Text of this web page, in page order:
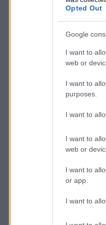
Opted Out
Google
I want to
web or
I want to
purposes.
I want to
I want to
web or
I want to
or app.
I want to
2027-re
tavaly
2025.
vállalati
kérdőívet
Ez egyúttal azt is
környezeti,
A hitelhez
nem lesz